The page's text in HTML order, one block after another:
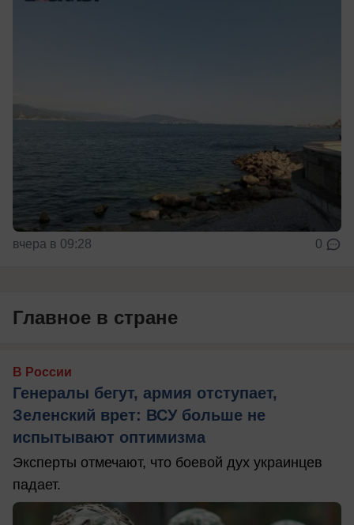
вчера в 09:28 0
Главное в стране
В России
Генералы бегут, армия отступает,
Зеленский врет: ВСУ больше не
испытывают оптимизма
Эксперты отмечают, что боевой дух украинцев
падает.